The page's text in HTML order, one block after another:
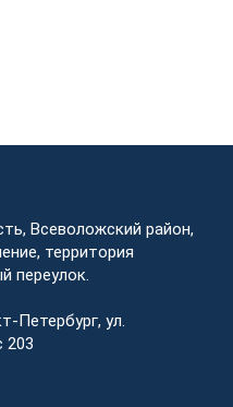
Всеволожский район,
территория
переулок.
Петербург, ул.
203